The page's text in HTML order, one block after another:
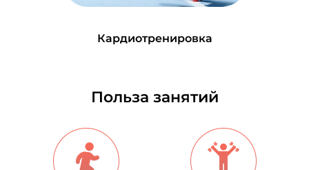
Кардиотренировка
Польза занятий